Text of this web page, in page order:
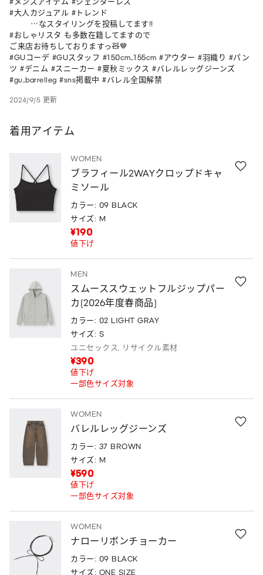
#大人カジュアル #トレンド
#おしゃリスタ も多数在籍してますので
ご来店お待ちしておりますっ🧸🤎
#GUコーデ #GUスタッフ #150cm_155cm #アウター #羽織り #パン
ツ #デニム #スニーカー #夏秋ミックス #バレルレッグジーンズ
#gu_barrelleg #sns掲載中 #バレル全国解禁
2024/9/5 更新
着用アイテム
WOMEN
ブラフィール2WAYクロップドキャ
ミソール
カラー: 09 BLACK
サイズ: M
¥190
値下げ
MEN
スムーススウェットフルジップパー
カ(2026年度春商品)
カラー: 02 LIGHT GRAY
サイズ: S
ユニセックス, リサイクル素材
¥390
値下げ
一部色サイズ対象
WOMEN
バレルレッグジーンズ
カラー: 37 BROWN
サイズ: M
¥590
値下げ
一部色サイズ対象
WOMEN
ナローリボンチョーカー
カラー: 09 BLACK
サイズ: ONE SIZE